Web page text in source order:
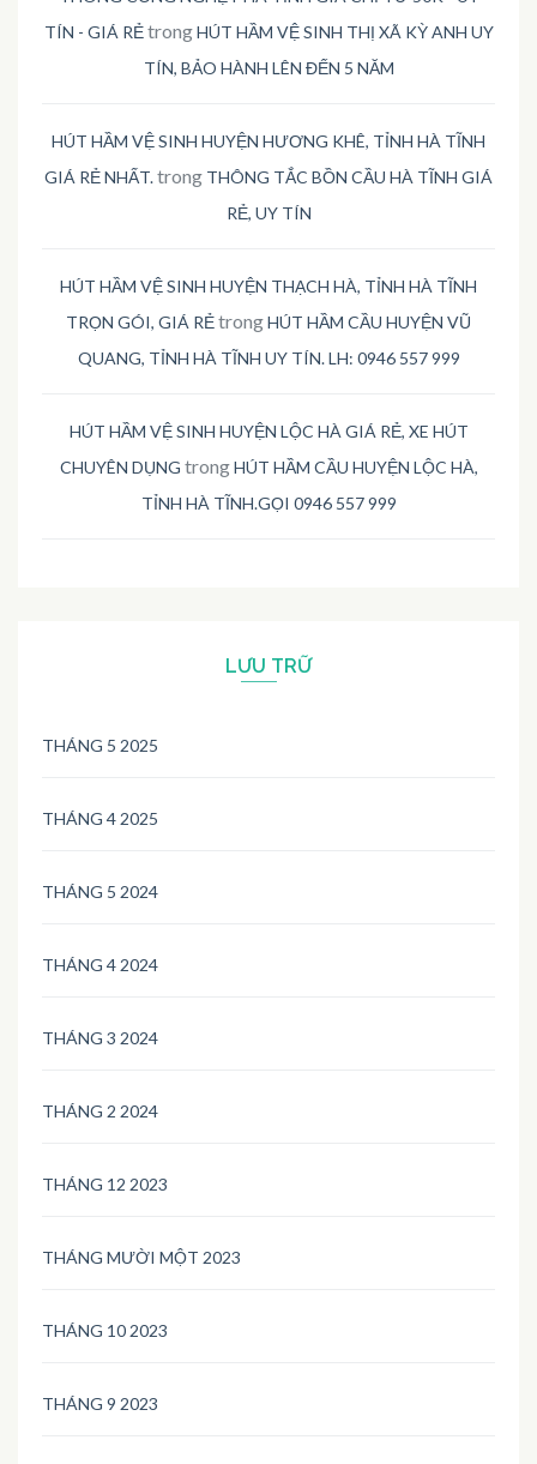
TÍN - GIÁ RẺtrongHÚT HẦM VỆ SINH THỊ XÃ KỲ ANH UY
TÍN, BẢO HÀNH LÊN ĐẾN 5 NĂM
HÚT HẦM VỆ SINH HUYỆN HƯƠNG KHÊ, TỈNH HÀ TĨNH
GIÁ RẺ NHẤT.trong THÔNG TẮC BỒN CẦU HÀ TĨNH GIÁ
RẺ, UY TÍN
HÚT HẦM VỆ SINH HUYỆN THẠCH HÀ, TỈNH HÀ TĨNH
TRỌN GÓI, GIÁ RẺtrongHÚT HẦM CẦU HUYỆN VŨ
QUANG, TỈNH HÀ TĨNH UY TÍN. LH: 0946 557 999
HÚT HẦM VỆ SINH HUYỆN LỘC HÀ GIÁ RẺ, XE HÚT
CHUYÊN DỤNG trongHÚT HẦM CẦU HUYỆN LỘC HÀ,
TỈNH HÀ TĨNH.GỌI 0946 557 999
LƯU TRỮ
THÁNG 5 2025
THÁNG 4 2025
THÁNG 5 2024
THÁNG 4 2024
THÁNG 3 2024
THÁNG 2 2024
THÁNG 12 2023
THÁNG MƯỜI MỘT 2023
THÁNG 10 2023
THÁNG 9 2023